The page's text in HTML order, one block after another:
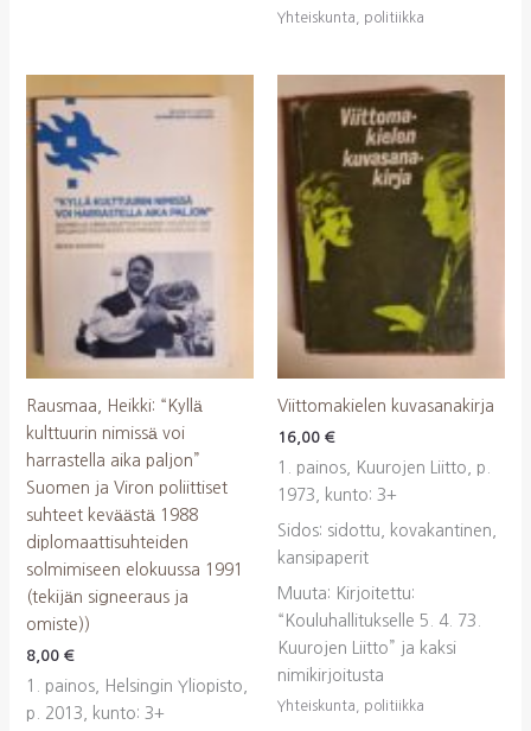
Yhteiskunta, politiikka
Rausmaa, Heikki: “Kyllä
kulttuurin nimissä voi
harrastella aika paljon”
Suomen ja Viron poliittiset
suhteet keväästä 1988
diplomaattisuhteiden
solmimiseen elokuussa 1991
(tekijän signeeraus ja
omiste))
8,00 €
1. painos, Helsingin Yliopisto,
p. 2013, kunto: 3+
Viittomakielen kuvasanakirja
16,00 €
1. painos, Kuurojen Liitto, p.
1973, kunto: 3+
Sidos: sidottu, kovakantinen,
kansipaperit
Muuta: Kirjoitettu:
“Kouluhallitukselle 5. 4. 73.
Kuurojen Liitto” ja kaksi
nimikirjoitusta
Yhteiskunta, politiikka